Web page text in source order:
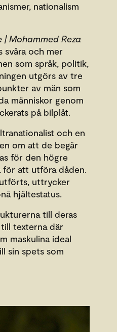
nationalism
Mohammed Reza
svåra och mer
som språk, politik,
utgörs av tre
av män som
människor genom
på bilplåt.
och en
om att de begår
för den högre
för att utföra dåden.
uttrycker
hjältestatus.
till deras
texterna där
maskulina ideal
sin spets som